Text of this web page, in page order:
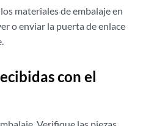
materiales de embalaje en
o enviar la puerta de enlace
con el